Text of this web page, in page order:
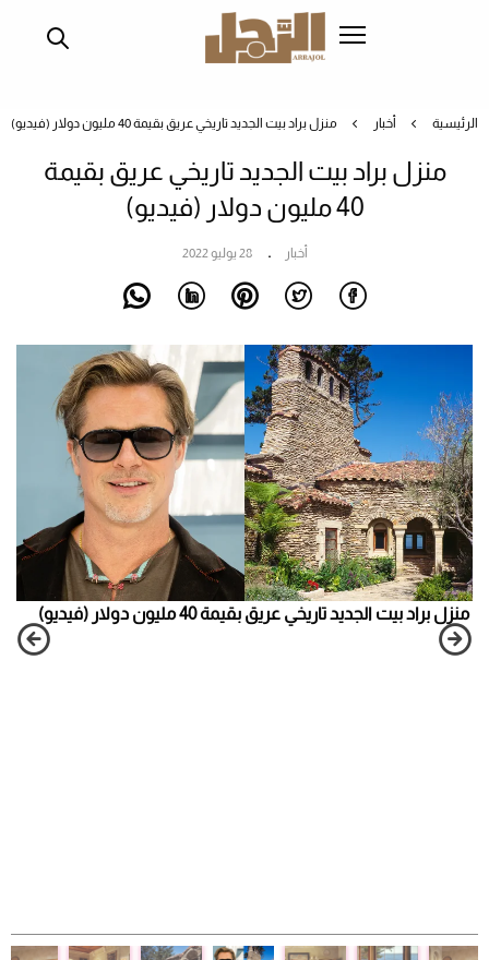
الرئيسية أخبار منزل براد بيت الجديد تاريخي عريق بقيمة 40 مليون دولار (فيديو)
منزل براد بيت الجديد تاريخي عريق بقيمة
40 مليون دولار (فيديو)
أخبار 28 يوليو 2022
منزل براد بيت الجديد تاريخي عريق بقيمة 40 مليون دولار (فيديو)